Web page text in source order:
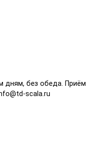
дням, без обеда. Приём
scala.ru